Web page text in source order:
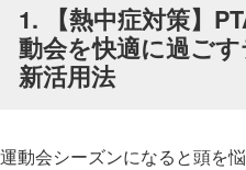
1. 【熱中症対策】
動会を快適に過ご
新活用法
運動会シーズンになると頭を